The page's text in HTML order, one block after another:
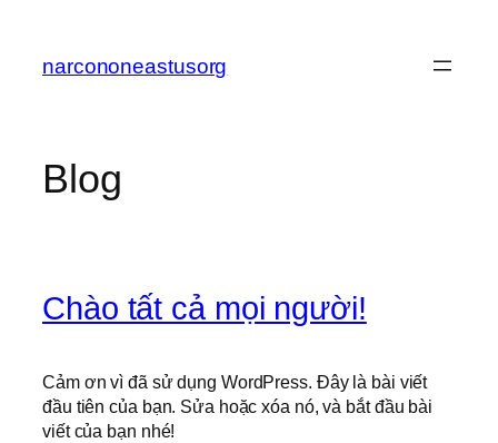
phầnnarcononeastusorg
Blog
Chào tất cả mọi người!
Cảm ơn vì đã sử dụng WordPress. Đây là bài viết
đầu tiên của bạn. Sửa hoặc xóa nó, và bắt đầu bài
viết của bạn nhé!